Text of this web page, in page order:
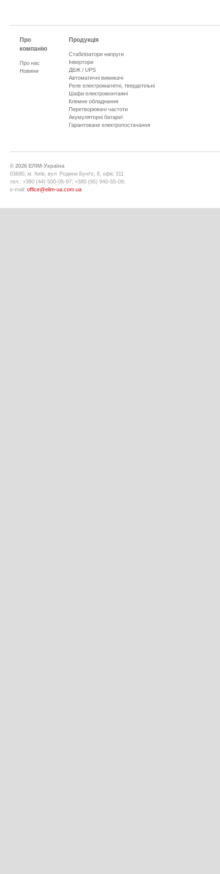
Про
компанію
Про нас
Новини
Продукція
Стабілізатори напруги
Інвертори
ДБЖ / UPS
Автоматичні вимикачі
Реле електромагнітні, твердотільні
Шафи електромонтажні
Клемне обладнання
Перетворювачі частоти
Акумуляторні батареї
Гарантоване електропостачання
© 2026 ЕЛІМ-Україна
03680, м. Київ, вул. Родини Бунґе, 8, офіс 311
тел.: +380 (44) 500-05-97; +380 (95) 940-55-09;
e-mail: office@elim-ua.com.ua